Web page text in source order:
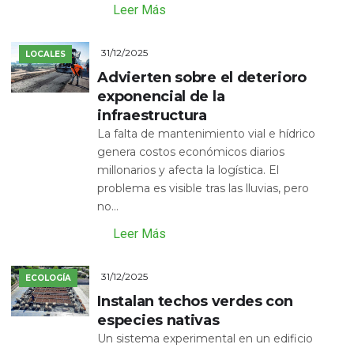
Leer Más
LOCALES 31/12/2025
Advierten sobre el deterioro
exponencial de la
infraestructura
La falta de mantenimiento vial e hídrico
genera costos económicos diarios
millonarios y afecta la logística. El
problema es visible tras las lluvias, pero
no...
Leer Más
ECOLOGÍA 31/12/2025
Instalan techos verdes con
especies nativas
Un sistema experimental en un edificio